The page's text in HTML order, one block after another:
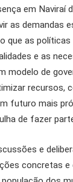
em Naviraí
as demandas
que as
e as
modelo de
recursos,
futuro mais
de fazer
e
concretas e